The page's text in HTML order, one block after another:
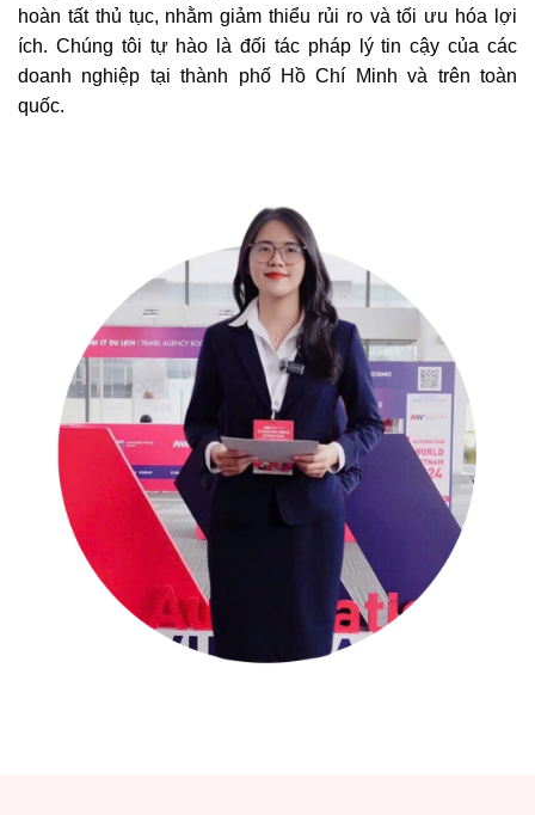
hoàn tất thủ tục, nhằm giảm thiểu rủi ro và tối ưu hóa lợi
ích. Chúng tôi tự hào là đối tác pháp lý tin cậy của các
doanh nghiệp tại thành phố Hồ Chí Minh và trên toàn
quốc.